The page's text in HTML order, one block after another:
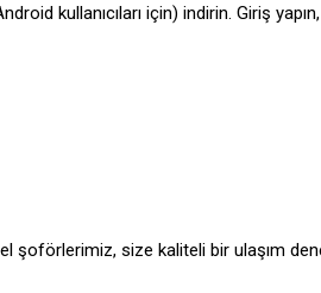
kullanıcıları için) indirin. Giriş
şoförlerimiz, size kaliteli bir ulaşım